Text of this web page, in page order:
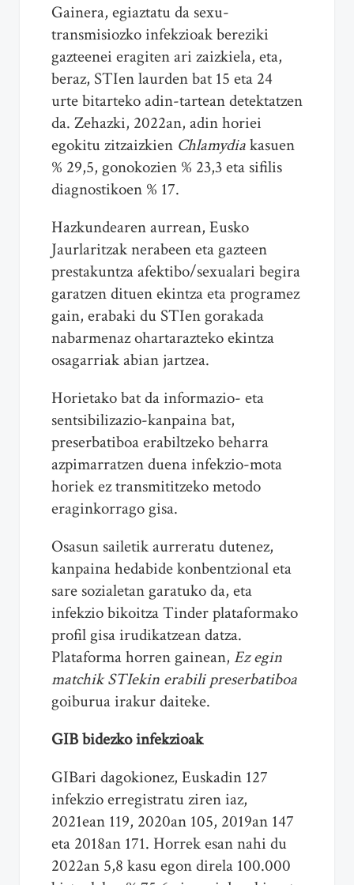
Gainera, egiaztatu da sexu-
transmisiozko infekzioak bereziki
gazteenei eragiten ari zaizkiela, eta,
beraz, STIen laurden bat 15 eta 24
urte bitarteko adin-tartean detektatzen
da. Zehazki, 2022an, adin horiei
egokitu zitzaizkien Chlamydiakasuen
% 29,5, gonokozien % 23,3 eta sifilis
diagnostikoen % 17.
Hazkundearen aurrean, Eusko
Jaurlaritzak nerabeen eta gazteen
prestakuntza afektibo/sexualari begira
garatzen dituen ekintza eta programez
gain, erabaki du STIen gorakada
nabarmenaz ohartarazteko ekintza
osagarriak abian jartzea.
Horietako bat da informazio- eta
sentsibilizazio-kanpaina bat,
preserbatiboa erabiltzeko beharra
azpimarratzen duena infekzio-mota
horiek ez transmititzeko metodo
eraginkorrago gisa.
Osasun sailetik aurreratu dutenez,
kanpaina hedabide konbentzional eta
sare sozialetan garatuko da, eta
infekzio bikoitza Tinder plataformako
profil gisa irudikatzean datza.
Plataforma horren gainean, Ez egin
matchik STIekin erabili preserbatiboa
goiburua irakur daiteke.
GIB bidezko infekzioak
GIBari dagokionez, Euskadin 127
infekzio erregistratu ziren iaz,
2021ean 119, 2020an 105, 2019an 147
eta 2018an 171. Horrek esan nahi du
2022an 5,8 kasu egon direla 100.000